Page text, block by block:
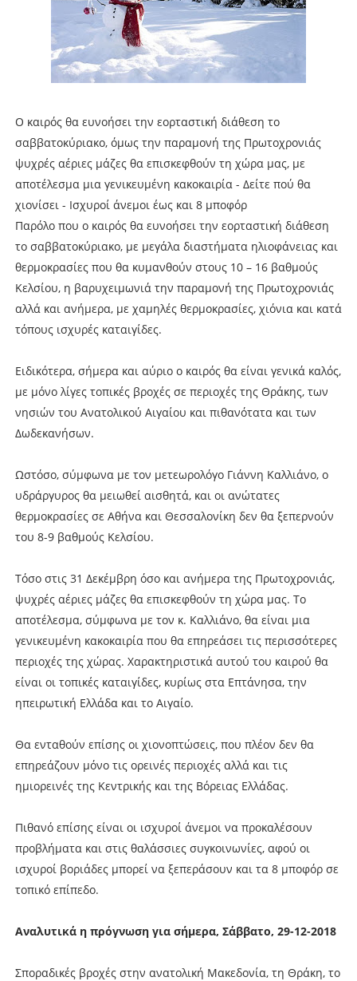
Ο καιρός θα ευνοήσει την εορταστική διάθεση το
σαββατοκύριακο, όμως την παραμονή της Πρωτοχρονιάς
ψυχρές αέριες μάζες θα επισκεφθούν τη χώρα μας, με
αποτέλεσμα μια γενικευμένη κακοκαιρία - Δείτε πού θα
χιονίσει - Ισχυροί άνεμοι έως και 8 μποφόρ
Παρόλο που ο καιρός θα ευνοήσει την εορταστική διάθεση
το σαββατοκύριακο, με μεγάλα διαστήματα ηλιοφάνειας και
θερμοκρασίες που θα κυμανθούν στους 10 – 16 βαθμούς
Κελσίου, η βαρυχειμωνιά την παραμονή της Πρωτοχρονιάς
αλλά και ανήμερα, με χαμηλές θερμοκρασίες, χιόνια και κατά
τόπους ισχυρές καταιγίδες.
Ειδικότερα, σήμερα και αύριο ο καιρός θα είναι γενικά καλός,
με μόνο λίγες τοπικές βροχές σε περιοχές της Θράκης, των
νησιών του Ανατολικού Αιγαίου και πιθανότατα και των
Δωδεκανήσων.
Ωστόσο, σύμφωνα με τον μετεωρολόγο Γιάννη Καλλιάνο, ο
υδράργυρος θα μειωθεί αισθητά, και οι ανώτατες
θερμοκρασίες σε Αθήνα και Θεσσαλονίκη δεν θα ξεπερνούν
του 8-9 βαθμούς Κελσίου.
Τόσο στις 31 Δεκέμβρη όσο και ανήμερα της Πρωτοχρονιάς,
ψυχρές αέριες μάζες θα επισκεφθούν τη χώρα μας. Το
αποτέλεσμα, σύμφωνα με τον κ. Καλλιάνο, θα είναι μια
γενικευμένη κακοκαιρία που θα επηρεάσει τις περισσότερες
περιοχές της χώρας. Χαρακτηριστικά αυτού του καιρού θα
είναι οι τοπικές καταιγίδες, κυρίως στα Επτάνησα, την
ηπειρωτική Ελλάδα και το Αιγαίο.
Θα ενταθούν επίσης οι χιονοπτώσεις, που πλέον δεν θα
επηρεάζουν μόνο τις ορεινές περιοχές αλλά και τις
ημιορεινές της Κεντρικής και της Βόρειας Ελλάδας.
Πιθανό επίσης είναι οι ισχυροί άνεμοι να προκαλέσουν
προβλήματα και στις θαλάσσιες συγκοινωνίες, αφού οι
ισχυροί βοριάδες μπορεί να ξεπεράσουν και τα 8 μποφόρ σε
τοπικό επίπεδο.
Αναλυτικά η πρόγνωση για σήμερα, Σάββατο, 29-12-2018
Σποραδικές βροχές στην ανατολική Μακεδονία, τη Θράκη, το